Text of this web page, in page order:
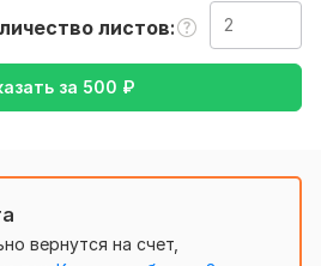
Культура и искусство,
листов
за 500 ₽
вернутся на счет,